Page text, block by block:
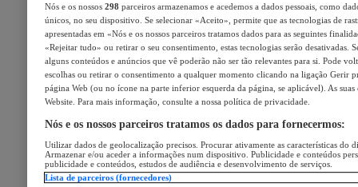
Nós e os nossos 298 parceiros armazenamos e acedemos a dados pessoais, como
únicos, no seu dispositivo. Se selecionar «Aceito», permite que as tecnologias de
apresentadas em «Nós e os nossos parceiros tratamos dados para as seguintes
«Rejeitar tudo» ou retirar o seu consentimento, estas tecnologias serão desativadas.
alguns conteúdos e anúncios que vê poderão não ser tão relevantes para si. Pode
escolhas ou retirar o consentimento a qualquer momento clicando na ligação Gerir
página Web (ou no ícone na parte inferior esquerda da página, se aplicável). As suas
Website. Para mais informação, consulte a nossa política de privacidade.
Nós e os nossos parceiros tratamos os dados para fornecermos:
Utilizar dados de geolocalização precisos. Procurar ativamente as características do
Armazenar e/ou aceder a informações num dispositivo. Publicidade e conteúdos
publicidade e conteúdos, estudos de audiência e desenvolvimento de serviços.
Lista de parceiros (fornecedores)